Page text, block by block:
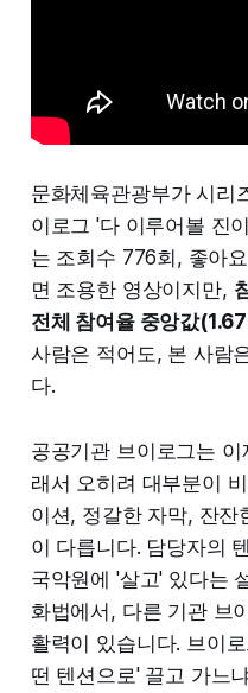
문화체육관광부가 시리
이로그 '다 이루어볼 진
는 조회수 776회, 좋아
면 조용한 영상이지만,
전체 참여율 중앙값
사람은 적어도, 본 사람
다.
공공기관 브이로그는
래서 오히려 대부분이
이션, 정갈한 자막, 잔잔
이 다릅니다. 담당자의
국악원에 '살고' 있다는
화법에서, 다른 기관 브
활력이 있습니다. 브이
떤 텐션으로' 끌고 가느